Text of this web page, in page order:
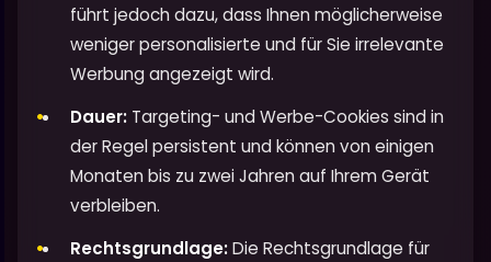
führt jedoch dazu, dass Ihnen möglicherweise
weniger personalisierte und für Sie irrelevante
Werbung angezeigt wird.
Dauer: Targeting- und Werbe-Cookies sind in
der Regel persistent und können von einigen
Monaten bis zu zwei Jahren auf Ihrem Gerät
verbleiben.
Rechtsgrundlage:Die Rechtsgrundlage für